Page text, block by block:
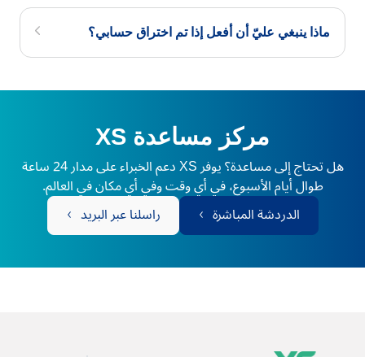
ماذا ينبغي عليّ أن أفعل إذا تم اختراق حسابي؟
مركز مساعدة XS
هل تحتاج إلى مساعدة؟ يوفر XS دعم الخبراء على مدار 24 ساعة
طوال أيام الأسبوع، في أي وقت وفي أي مكان في العالم.
الدردشة المباشرة
راسلنا عبر البريد